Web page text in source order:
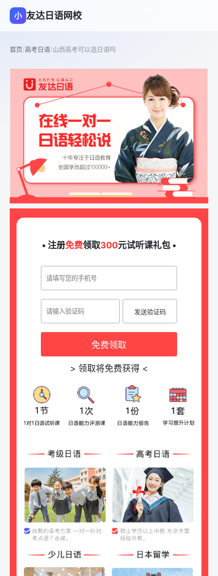
小 友达日语网校
首页/高考日语/山西高考可以选日语吗
• 注册免费领取300元试听课礼包 •
发送验证码
免费领取
> 领取将免费获得 <